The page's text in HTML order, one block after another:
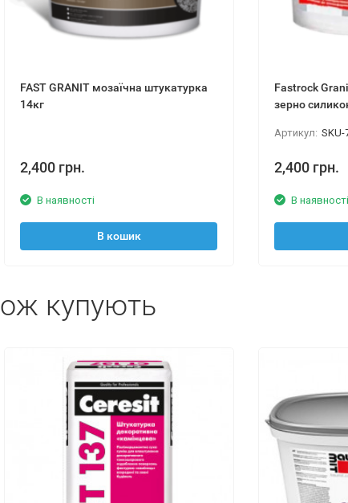
FAST GRANIT мозаїчна штукатурка
14кг
2,400 грн.
В наявності
В кошик
Fastrock
зерно
Артикул: SKU-
2,400 грн.
В наявності
купують